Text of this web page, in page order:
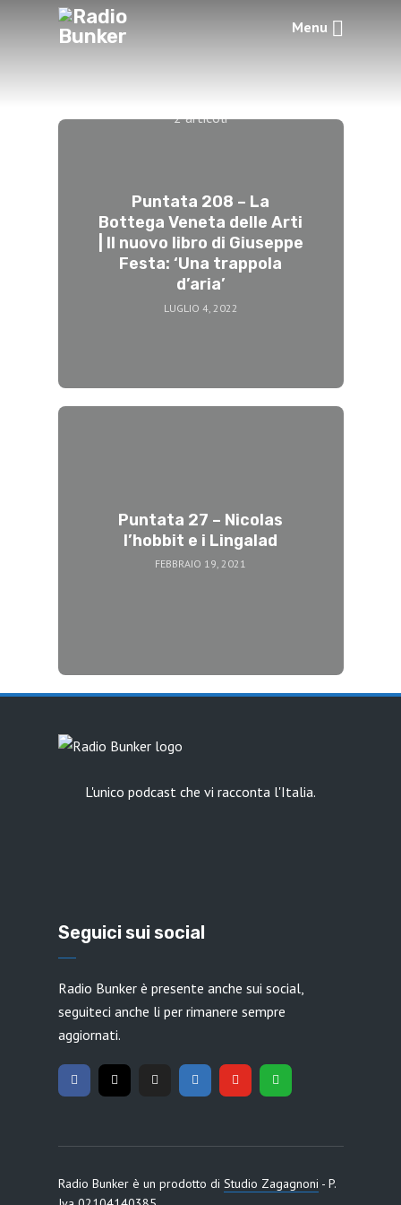
Menu
2 articoli
Puntata 208 – La
Bottega Veneta delle Arti
| Il nuovo libro di Giuseppe
Festa: ‘Una trappola
d’aria’
LUGLIO 4, 2022
Puntata 27 – Nicolas
l’hobbit e i Lingalad
FEBBRAIO 19, 2021
L'unico podcast che vi racconta l'Italia.
Seguici sui social
Radio Bunker è presente anche sui social,
seguiteci anche li per rimanere sempre
aggiornati.
Radio Bunker è un prodotto di Studio Zagagnoni - P.